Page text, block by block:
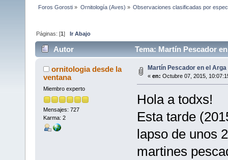
Foros Gorosti » Ornitología (Aves) » Observaciones clasificadas por
Páginas: [1]Ir Abajo
Autor Tema: Martín Pescador
ornitologia desde la
ventana
Miembro experto
Mensajes: 727
Karma: 2
Martín Pescador en el Arga
« en: Octubre 07, 2015,
Hola a todxs!
Esta tarde
lapso de unos
martines